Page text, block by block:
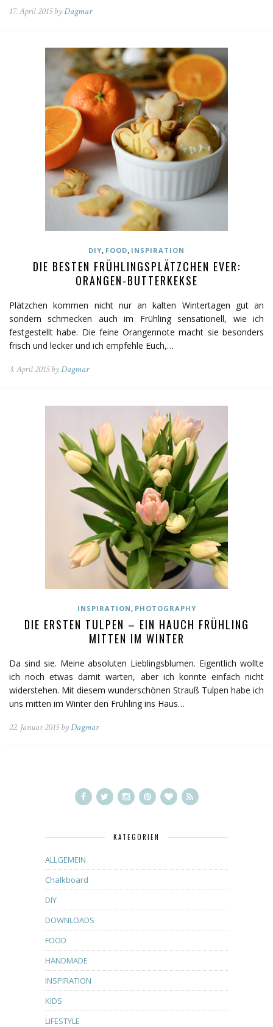
17. April 2015 byDagmar
DIY, FOOD, INSPIRATION
DIE BESTEN FRÜHLINGSPLÄTZCHEN EVER:
ORANGEN-BUTTERKEKSE
Plätzchen kommen nicht nur an kalten Wintertagen gut an
sondern schmecken auch im Frühling sensationell, wie ich
festgestellt habe. Die feine Orangennote macht sie besonders
frisch und lecker und ich empfehle Euch,…
3. April 2015 byDagmar
INSPIRATION , PHOTOGRAPHY
DIE ERSTEN TULPEN – EIN HAUCH FRÜHLING
MITTEN IM WINTER
Da sind sie. Meine absoluten Lieblingsblumen. Eigentlich wollte
ich noch etwas damit warten, aber ich konnte einfach nicht
widerstehen. Mit diesem wunderschönen Strauß Tulpen habe ich
uns mitten im Winter den Frühling ins Haus…
22. Januar 2015 byDagmar
KATEGORIEN
ALLGEMEIN
Chalkboard
DIY
DOWNLOADS
FOOD
HANDMADE
INSPIRATION
KIDS
LIFESTYLE